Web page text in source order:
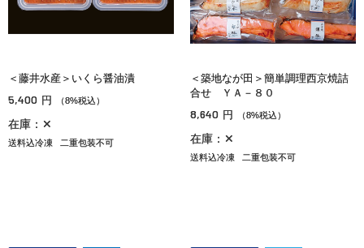
＜藤井水産＞いくら醤油漬
5,400 円 （8%税込）
在庫：✕
送料込冷凍 二重包装不可
＜築地なが田＞簡単調理西京焼詰
合せ ＹＡ－８０
8,640 円 （8%税込）
在庫：✕
送料込冷凍 二重包装不可